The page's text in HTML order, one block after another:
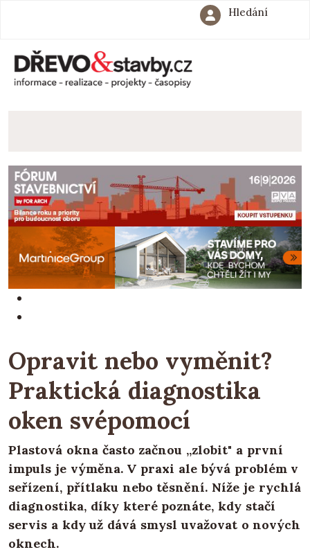
Hledání
Opravit nebo vyměnit?
Praktická diagnostika
oken svépomocí
Plastová okna často začnou „zlobit" a první
impuls je výměna. V praxi ale bývá problém v
seřízení, přítlaku nebo těsnění. Níže je rychlá
diagnostika, díky které poznáte, kdy stačí
servis a kdy už dává smysl uvažovat o nových
oknech.